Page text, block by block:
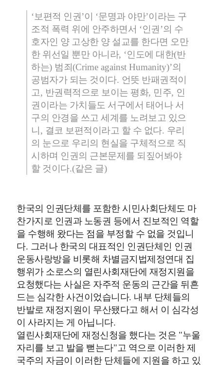
‘보편적 인권’이 ‘문명과 야만’이라는 구
조적 폭력 위에 안주하면서 ‘인권’의 수
호자인 양 고상한 양 설교를 한다면 오만
한 위선일 뿐만 아니라, ‘인도에 대한(반
하는) 범죄(Crime against Humanity)’의
공범자가 되는 것이다. 언뜻 반패권적이
고, 반권력적으로 보이는 평화, 민주, 인
권이라는 가치들도 서구에서 태어나 서
구의 안경을 쓰고 세계를 노려보고 있으
니, 결코 보편적이라고 할 수 없다. 우리
의 눈으로 우리의 현실을 구체적으로 직
시하며 인권의 근본문제를 되짚어봐야
할 것이다.(같은 글)
한국의 인권단체를 포함한 시민사회단체도 마
찬가지로 인권과 노동권 등에서 진보적인 역할
을 수행해 왔다는 점을 부정할 수 없을 것입니
다. 그러나 한국의 대표적인 인권단체인 인권
운동사랑방을 비롯해 차별금지법제정연대 집
행위가 소로스의 열린사회재단에 재정지원을
요청했다는 사실은 자주적 운동의 근간을 뒤흔
드는 심각한 사건이었습니다. 내부 단체들의
반발로 재정지원이 무산됐다고 해서 이 심각성
이 사라지는 게 아닙니다.
열린사회재단에 재정신청을 했다는 것은 "누울
자리를 보고 발을 뻗는다"고 역으로 이러한 제
국주의 자금이 이러한 단체들에 지원을 하고 있